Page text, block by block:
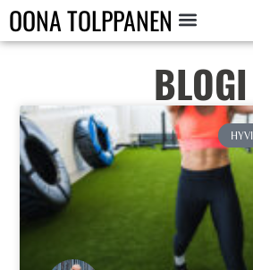
OONA TOLPPANEN
BLOGI